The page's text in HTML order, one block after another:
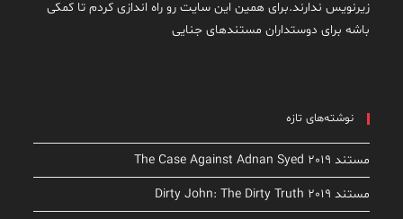
زیرنویس ندارند.برای همین این سایت رو راه اندازی کردم تا کمکی
باشه برای دوستداران مستندهای جنایی
نوشته‌های تازه
مستند The Case Against Adnan Syed 2019
مستند Dirty John: The Dirty Truth 2019